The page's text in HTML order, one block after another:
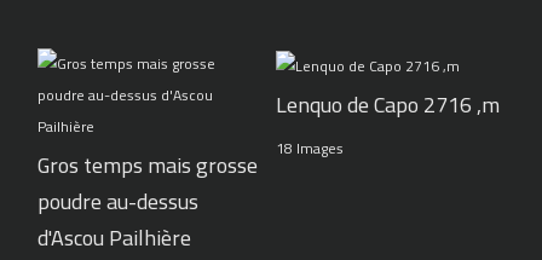
Gros temps mais grosse
poudre au-dessus
d'Ascou Pailhière
Lenquo de Capo 2716 ,m
18 Images